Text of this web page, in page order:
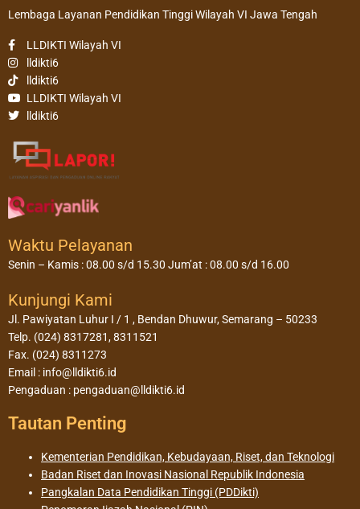
Lembaga Layanan Pendidikan Tinggi Wilayah VI Jawa Tengah
LLDIKTI Wilayah VI
lldikti6
lldikti6
LLDIKTI Wilayah VI
lldikti6
Waktu Pelayanan
Senin – Kamis : 08.00 s/d 15.30 Jum’at : 08.00 s/d 16.00
Kunjungi Kami
Jl. Pawiyatan Luhur I / 1 , Bendan Dhuwur, Semarang – 50233
Telp. (024) 8317281, 8311521
Fax. (024) 8311273
Email : info@lldikti6.id
Pengaduan : pengaduan@lldikti6.id
Tautan Penting
Kementerian Pendidikan, Kebudayaan, Riset, dan Teknologi
Badan Riset dan Inovasi Nasional Republik Indonesia
Pangkalan Data Pendidikan Tinggi (PDDikti)